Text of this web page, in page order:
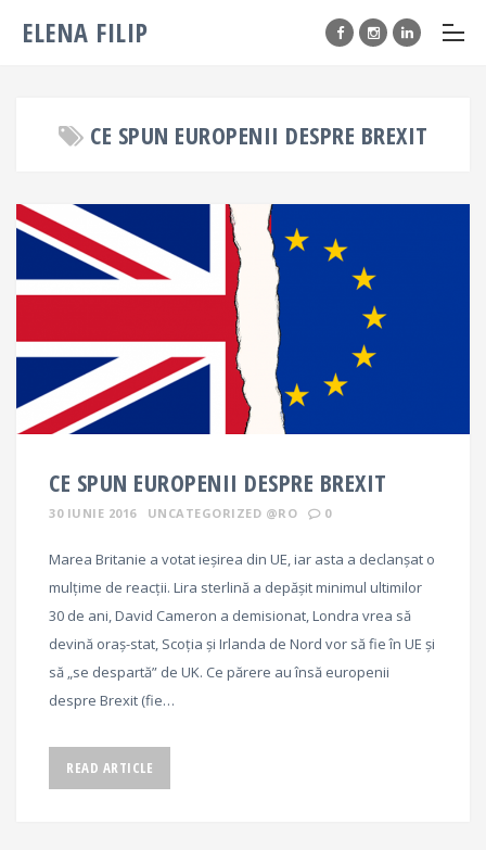
ELENA FILIP
CE SPUN EUROPENII DESPRE BREXIT
CE SPUN EUROPENII DESPRE BREXIT
30 IUNIE 2016 UNCATEGORIZED @RO 0
Marea Britanie a votat ieșirea din UE, iar asta a declanșat o
mulțime de reacții. Lira sterlină a depăşit minimul ultimilor
30 de ani, David Cameron a demisionat, Londra vrea să
devină oraș-stat, Scoția și Irlanda de Nord vor să fie în UE și
să „se despartă” de UK. Ce părere au însă europenii
despre Brexit (fie…
READ ARTICLE